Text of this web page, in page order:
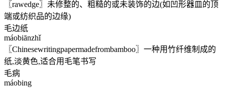
〖rawedge〗未修整的、粗糙的或未装饰的边(如凹形器皿的顶
端或纺织品的边缘)
毛边纸
máobiānzhǐ
〖Chinesewritingpapermadefrombamboo〗一种用竹纤维制成的
纸,淡黄色,适合用毛笔书写
毛病
máobing